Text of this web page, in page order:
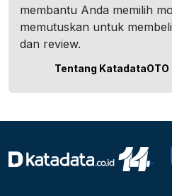
membantu Anda memilih
memutuskan untuk
dan review.
Tentang KatadataOTO